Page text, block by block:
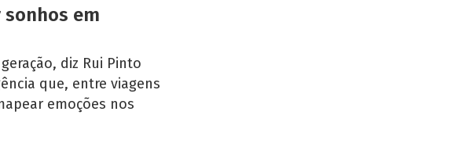
em
diz Rui Pinto
que, entre viagens
emoções nos